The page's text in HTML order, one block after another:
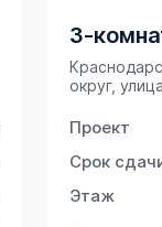
3-
округ,
Проект
Срок
Этаж